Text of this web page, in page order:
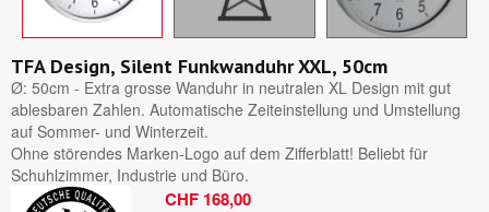
TFA Design, Silent Funkwanduhr XXL, 50cm
Ø: 50cm - Extra grosse Wanduhr in neutralen XL Design mit gut
ablesbaren Zahlen. Automatische Zeiteinstellung und Umstellung
auf Sommer- und Winterzeit.
Ohne störendes Marken-Logo auf dem Zifferblatt! Beliebt für
Schuhlzimmer, Industrie und Büro.
CHF 168,00